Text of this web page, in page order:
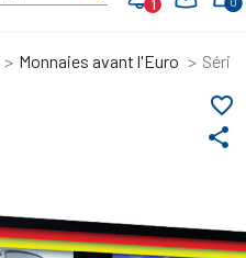
1
Monnaies avant l'Euro Série
share
favorite_border